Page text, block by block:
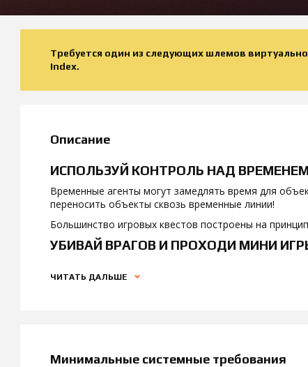
Требуется один из следующих шлемов
Index.
Описание
ИСПОЛЬЗУЙ КОНТРОЛЬ НАД
Временные агенты могут замедлять время для
переносить объекты сквозь временные линии!
Большинство игровых квестов построены на
УБИВАЙ ВРАГОВ И ПРОХОДИ МИНИ
ЧИТАТЬ ДАЛЬШЕ
Минимальные системные требования